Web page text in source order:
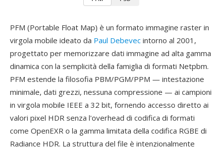
PFM (Portable Float Map) è un formato immagine raster in
virgola mobile ideato da Paul Debevec intorno al 2001,
progettato per memorizzare dati immagine ad alta gamma
dinamica con la semplicità della famiglia di formati Netpbm.
PFM estende la filosofia PBM/PGM/PPM — intestazione
minimale, dati grezzi, nessuna compressione — ai campioni
in virgola mobile IEEE a 32 bit, fornendo accesso diretto ai
valori pixel HDR senza l'overhead di codifica di formati
come OpenEXR o la gamma limitata della codifica RGBE di
Radiance HDR. La struttura del file è intenzionalmente